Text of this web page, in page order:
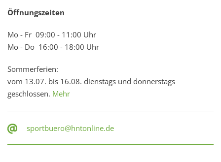
Öffnungszeiten
Mo - Fr 09:00 - 11:00 Uhr
Mo - Do 16:00 - 18:00 Uhr
Sommerferien:
vom 13.07. bis 16.08. dienstags und donnerstags
geschlossen. Mehr
sportbuero@hntonline.de